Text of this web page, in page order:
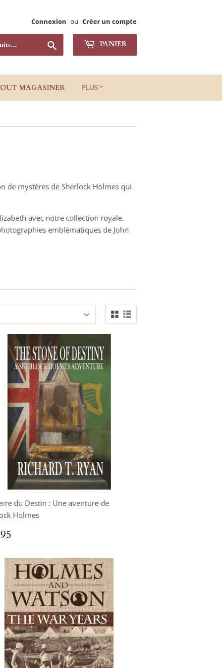
Connexion ou Créer un compte
Chercher PANIER
MAGASINER PLUS
de mystères de Sherlock Holmes qui
avec notre collection royale.
emblématiques de John
du Destin : Une aventure de
Holmes